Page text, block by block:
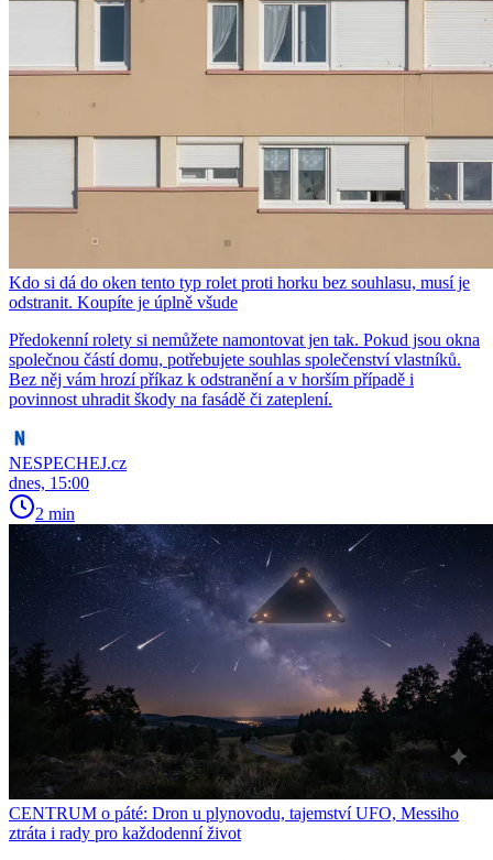
Kdo si dá do oken tento typ rolet proti horku bez souhlasu, musí je
odstranit. Koupíte je úplně všude
Předokenní rolety si nemůžete namontovat jen tak. Pokud jsou okna
společnou částí domu, potřebujete souhlas společenství vlastníků.
Bez něj vám hrozí příkaz k odstranění a v horším případě i
povinnost uhradit škody na fasádě či zateplení.
NESPECHEJ.cz
dnes, 15:00
2 min
CENTRUM o páté: Dron u plynovodu, tajemství UFO, Messiho
ztráta i rady pro každodenní život